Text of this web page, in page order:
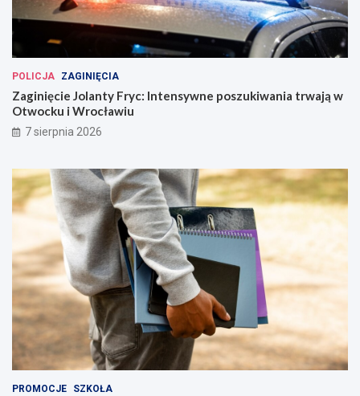
POLICJA ZAGINIĘCIA
Zaginięcie Jolanty Fryc: Intensywne poszukiwania trwają w
Otwocku i Wrocławiu
7 sierpnia 2026
PROMOCJE SZKOŁA